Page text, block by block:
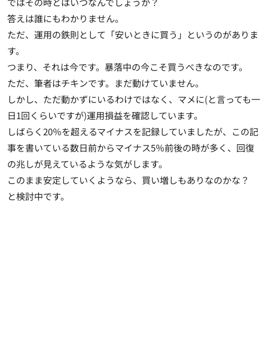
答えは誰にもわかりません。
ただ、運用の鉄則として「安いときに買う」というのがありま
す。
つまり、それは今です。暴落中の今こそ買うべきなのです。
ただ、筆者はチキンです。まだ動けていません。
しかし、ただ動かずにいるわけではなく、マメに(と言っても一
日1回くらいですが)運用損益を確認しています。
しばらく20％を超えるマイナスを記録していましたが、この記
事を書いている数日前からマイナス5％前後の時が多く、回復
の兆しが見えているような気がします。
このまま安定していくようなら、買い増しもありなのかな？
と検討中です。